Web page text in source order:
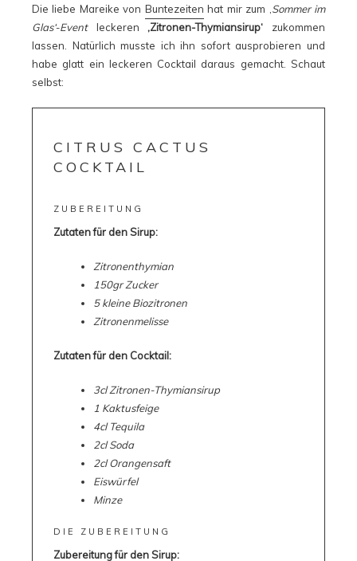
Die liebe Mareike von Buntezeiten hat mir zum ‚Sommer im
Glas‘-Eventleckeren‚Zitronen-Thymiansirup‘ zukommen
lassen. Natürlich musste ich ihn sofort ausprobieren und
habe glatt ein leckeren Cocktail daraus gemacht. Schaut
selbst:
CITRUS CACTUS
COCKTAIL
ZUBEREITUNG
Zutaten für den Sirup:
Zitronenthymian
150gr Zucker
5 kleine Biozitronen
Zitronenmelisse
Zutaten für den Cocktail:
3cl Zitronen-Thymiansirup
1 Kaktusfeige
4cl Tequila
2cl Soda
2cl Orangensaft
Eiswürfel
Minze
DIE ZUBEREITUNG
Zubereitung für den Sirup: